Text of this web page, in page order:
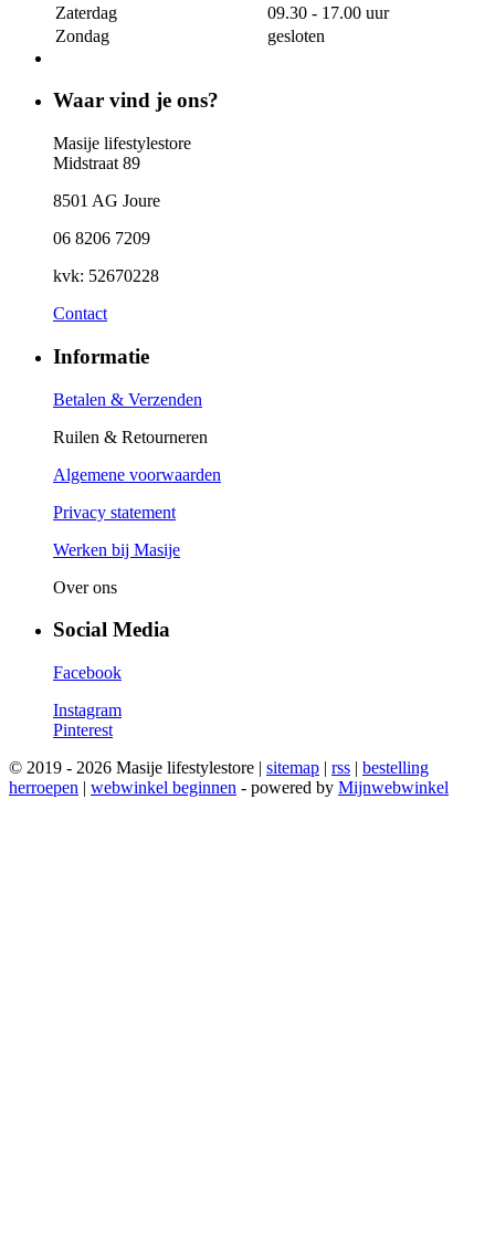
Zaterdag
09.30 - 17.00 uur
Zondag
gesloten
Waar vind je ons?
Masije lifestylestore
Midstraat 89
8501 AG Joure
06 8206 7209
kvk: 52670228
Contact
Informatie
Betalen & Verzenden
Ruilen & Retourneren
Algemene voorwaarden
Privacy statement
Werken bij Masije
Over ons
Social Media
Facebook
Instagram
Pinterest
© 2019 - 2026 Masije lifestylestore | sitemap | rss | bestelling
herroepen | webwinkel beginnen - powered by Mijnwebwinkel